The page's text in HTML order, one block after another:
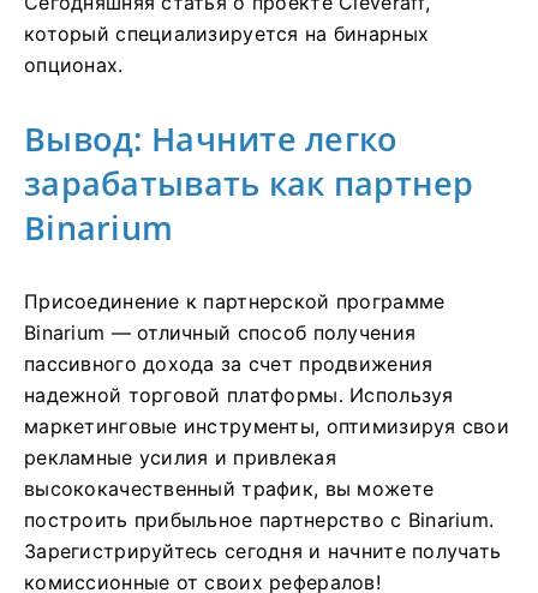
который специализируется на бинарных
опционах.
Вывод: Начните легко
зарабатывать как партнер
Binarium
Присоединение к партнерской программе
Binarium — отличный способ получения
пассивного дохода за счет продвижения
надежной торговой платформы. Используя
маркетинговые инструменты, оптимизируя свои
рекламные усилия и привлекая
высококачественный трафик, вы можете
построить прибыльное партнерство с Binarium.
Зарегистрируйтесь сегодня и начните получать
комиссионные от своих рефералов!